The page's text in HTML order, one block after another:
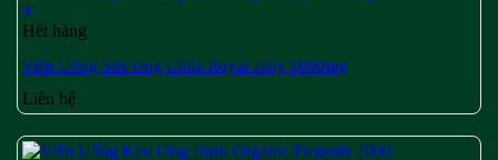
+
Hết hàng
Viên Uống Sữa Ong Chúa Royal Jelly 1000mg
Liên hệ